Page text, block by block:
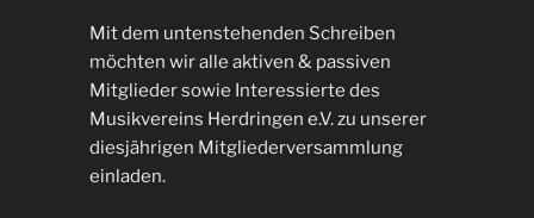
Mit dem untenstehenden Schreiben
möchten wir alle aktiven & passiven
Mitglieder sowie Interessierte des
Musikvereins Herdringen e.V. zu unserer
diesjährigen Mitgliederversammlung
einladen.